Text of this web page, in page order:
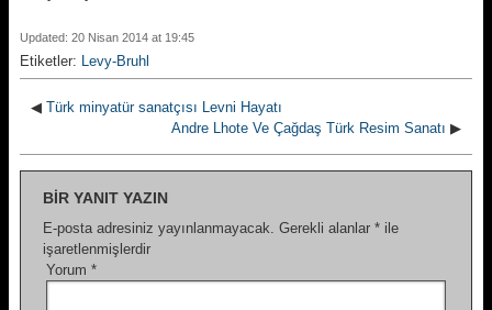
Updated: 20 Nisan 2014 at 19:45
Etiketler: Levy-Bruhl
◀ Türk minyatür sanatçısı Levni Hayatı
Andre Lhote Ve Çağdaş Türk Resim Sanatı ▶
BIR YANIT YAZIN
E-posta adresiniz yayınlanmayacak. Gerekli alanlar * ile
işaretlenmişlerdir
Yorum *